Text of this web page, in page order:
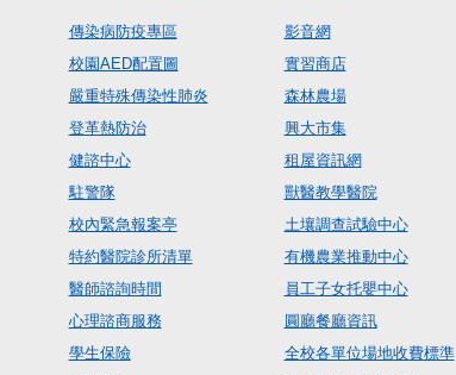
傳染病防疫專區
校園AED配置圖
嚴重特殊傳染性肺炎
登革熱防治
健諮中心
駐警隊
校內緊急報案亭
特約醫院診所清單
醫師諮詢時間
心理諮商服務
學生保險
影音網
實習商店
森林農場
興大市集
租屋資訊網
獸醫教學醫院
土壤調查試驗中心
有機農業推動中心
員工子女托嬰中心
圓廳餐廳資訊
全校各單位場地收費標準